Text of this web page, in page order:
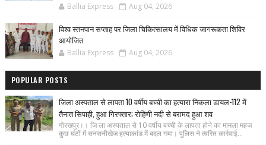
Ballia Express Aug 04, 2026
विश्व स्तनपान सप्ताह पर जिला चिकित्सालय में विधिक जागरूकता शिविर
आयोजित
Ballia Express Aug 04, 2026
POPULAR POSTS
जिला अस्पताल से लापता 10 वर्षीय बच्ची का हत्यारा निकला डायल-112 में
तैनात सिपाही, हुआ गिरफ्तार; रोहिणी नदी से बरामद हुआ शव
गोरखपुर।। जि ला अस्पताल से 10 वर्षीय बच्ची के लापता होने का मामला महज
कुछ घंटों में सनसनीखेज हत्याकांड में बदल गया। पुलिस ने त्वरित कार्रवाई...